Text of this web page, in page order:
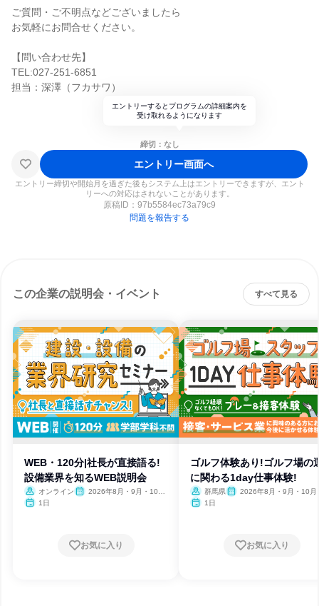
ご質問・ご不明点などございましたら
お気軽にお問合せください。
【問い合わせ先】
TEL:027-251-6851
担当：深澤（フカサワ）
エントリーするとプログラムの詳細案内を
受け取れるようになります
締切：なし
エントリー画面へ
エントリー締切や開始月を過ぎた後もシステム上はエントリーできますが、エント
リーへの対応はされないことがあります。
原稿ID： 97b5584ec73a79c9
問題を報告する
この企業の説明会・イベント すべて見る
WEB・120分|社長が直接語る!
設備業界を知るWEB説明会
オンライン
2026年8月・9月・10
1日
お気に入り
ゴルフ体験あり!ゴルフ場の
に関わる1day仕事体験!
群馬県
2026年8月・9月・10月
1日
お気に入り